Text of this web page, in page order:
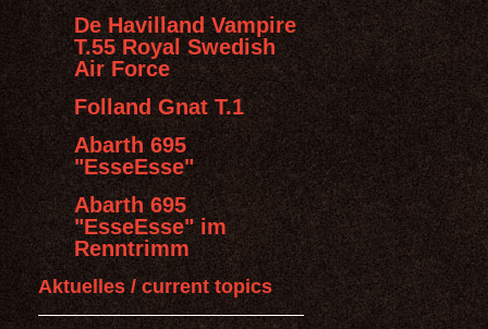
De Havilland Vampire
T.55 Royal Swedish
Air Force
Folland Gnat T.1
Abarth 695
"EsseEsse"
Abarth 695
"EsseEsse" im
Renntrimm
Aktuelles / current topics